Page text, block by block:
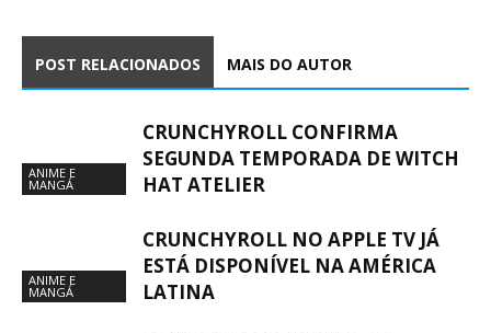
POST RELACIONADOS MAIS DO AUTOR
ANIME E
MANGÁ
CRUNCHYROLL CONFIRMA
SEGUNDA TEMPORADA DE WITCH
HAT ATELIER
ANIME E
MANGÁ
CRUNCHYROLL NO APPLE TV JÁ
ESTÁ DISPONÍVEL NA AMÉRICA
LATINA